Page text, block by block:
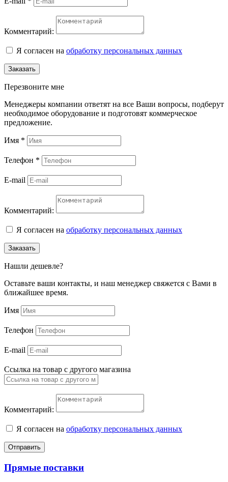
Комментарий:
Я согласен на обработку персональных данных
Заказать
Перезвоните мне
Менеджеры компании ответят на все Ваши вопросы, подберут
необходимое оборудование и подготовят коммерческое
предложение.
Имя *
Телефон *
E-mail
Комментарий:
Я согласен на обработку персональных данных
Заказать
Нашли дешевле?
Оставьте ваши контакты, и наш менеджер свяжется с Вами в
ближайшее время.
Имя
Телефон
E-mail
Ссылка на товар с другого магазина
Комментарий:
Я согласен на обработку персональных данных
Отправить
Прямые поставки